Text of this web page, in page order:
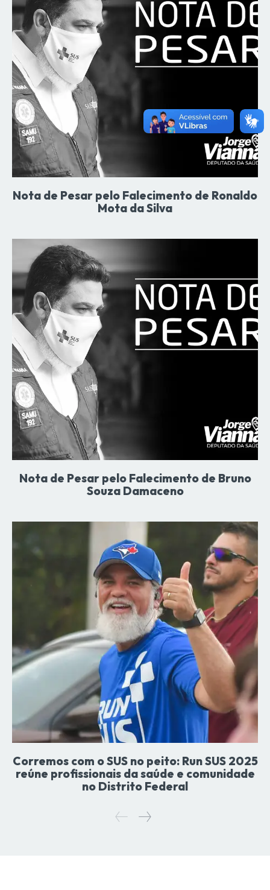
Nota de Pesar pelo Falecimento de Ronaldo
Mota da Silva
Nota de Pesar pelo Falecimento de Bruno
Souza Damaceno
Corremos com o SUS no peito: Run SUS 2025
reúne profissionais da saúde e comunidade
no Distrito Federal